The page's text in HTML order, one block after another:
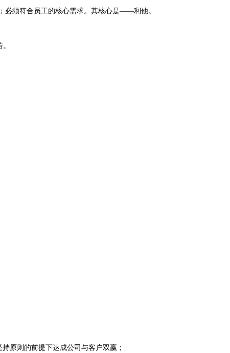
必须符合员工的核心需求。其核心是——利他。
原则的前提下达成公司与客户双赢；